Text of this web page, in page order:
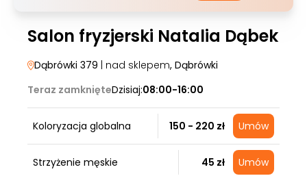
Salon fryzjerski Natalia Dąbek
Dąbrówki 379 | nad sklepem, Dąbrówki
Teraz zamknięteDzisiaj:08:00-16:00
Koloryzacja globalna 150 - 220 zł Umów
Strzyżenie męskie 45 zł Umów